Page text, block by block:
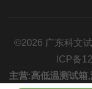
©2026 广东科文
ICP备
主营:高低温测试箱,